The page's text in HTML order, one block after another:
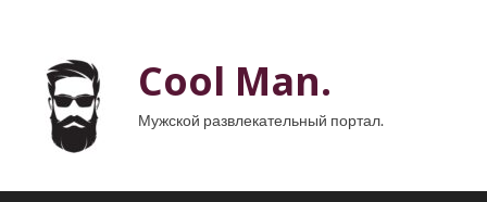
Cool Man.
Мужской развлекательный портал.